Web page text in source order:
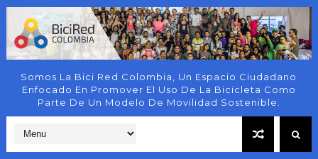
Somos La Bici Red Colombia, Un Espacio Ciudadano
Enfocado En Promover El Uso De La Bicicleta Como
Parte De Un Modelo De Movilidad Sostenible.